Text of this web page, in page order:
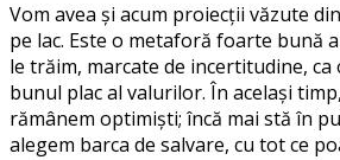
Vom avea şi acum proiecţii văzute
pe lac. Este o metaforă foarte bună
le trăim, marcate de incertitudine,
bunul plac al valurilor. În acelaşi
rămânem optimişti; încă mai stă în
alegem barca de salvare, cu tot ce